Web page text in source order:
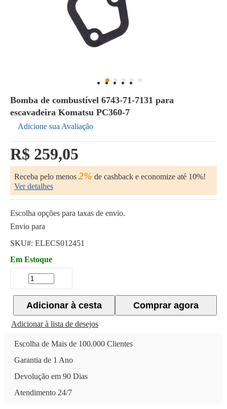
Bomba de combustível 6743-71-7131 para
escavadeira Komatsu PC360-7
Adicione sua Avaliação
R$ 259,05
Receba pelo menos 2% de cashback e economize até 10%!
Ver detalhes
Escolha opções para taxas de envio.
Envio para
SKU#: ELECS012451
Em Estoque
Comprar agora
Adicionar à cesta
Adicionar à lista de desejos
Escolha de Mais de 100.000 Clientes
Garantia de 1 Ano
Devolução em 90 Dias
Atendimento 24/7